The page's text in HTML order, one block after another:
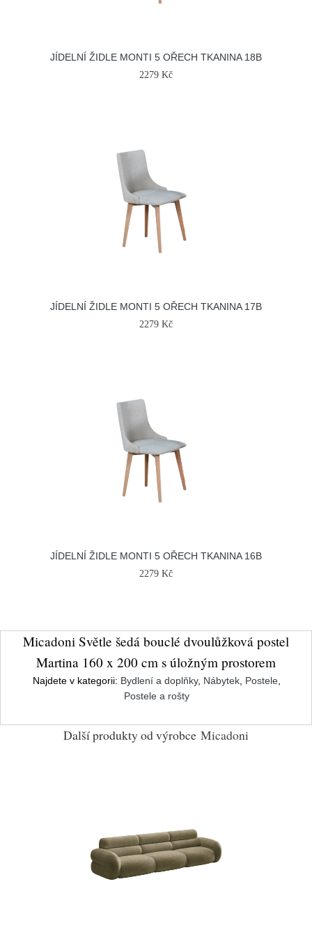
JÍDELNÍ ŽIDLE MONTI 5 OŘECH TKANINA 18B
2279 Kč
JÍDELNÍ ŽIDLE MONTI 5 OŘECH TKANINA 17B
2279 Kč
JÍDELNÍ ŽIDLE MONTI 5 OŘECH TKANINA 16B
2279 Kč
Micadoni Světle šedá bouclé dvoulůžková postel
Martina 160 x 200 cm s úložným prostorem
Najdete v kategorii: Bydlení a doplňky, Nábytek Postele
Postele a rošty
Další produkty od výrobce Micadoni